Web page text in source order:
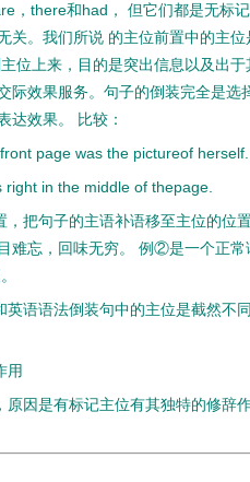
，there和had， 但它们都是无标
关。我们所说 的主位前置中的主
位上来，目的是突出信息以及出
际效果服务。句子的倒装完全是
达效果。 比较：
page was the pictureof herself.
in the middle of thepage.
把句子的主语补语移至主位的位
难忘，回味无穷。 例②是一个正
英语语法倒装句中的主位是截然不
用
原因是有标记主位有其独特的修辞